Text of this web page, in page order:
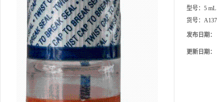
型号： 5 mL
货号：
发布日期：
更新日期：